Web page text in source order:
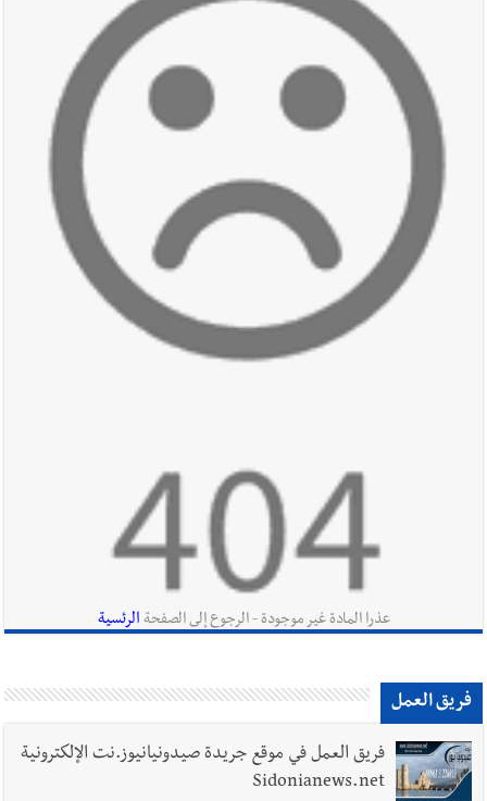
أخبار صيدا بالصور: رئيسا بلديتي صيدا وصور يشاركان في ورشة
تقنية حول الحد من النفايات البحرية وشباك الصيد المهملة
البطولة
أخبار صيدا
مؤسسة مياه لبنان الجنوبي : انخفاض التغذية بالمياه
في صيدا نتيجة الانقطاع المتكرر لخط الخدمات الكهربائي
لزراعة الزعتر بعدما أبعده القصف الإسرائيلي عن أرضه
قراءات ومستجدات ومواقف في لبنان والمنطقة -
الجمعة 7-8-2026: مفاوضات متعثّرة في روما؟ | عون: علينا
الاستمرار بمسار التفاوض؟ واشنطن لتل أبيب: الحزب لم يخرق؟ |
أخبار لبنان مفكرة النشاطات الرسمية المقررة في لبنان ليوم الجمعة
7-8-2026
عذرا المادة غير موجودة - الرجوع إلى الصفحة الرئسية
فريق العمل
فريق العمل في موقع جريدة صيدونيانيوز.نت الإلكترونية
Sidonianews.net